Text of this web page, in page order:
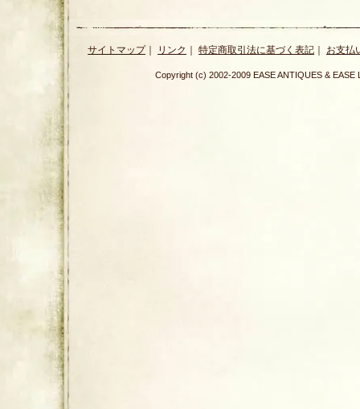
サイトマップ｜ リンク 特定商取引法に基づく表記 お支払
Copyright (c) 2002-2009 EASE ANTIQUES &